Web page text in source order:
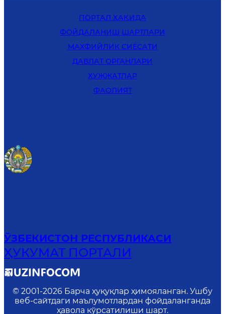
ПОРТАЛ ҲАҚИДА
ФОЙДАЛАНИШ ШАРТЛАРИ
MАХФИЙЛИК СИЁСАТИ
ДАВЛАТ ОРГАНЛАРИ
ҲУЖЖАТЛАР
ФАОЛИЯТ
ЎЗБЕКИСТОН РЕСПУБЛИКАСИ
ҲУКУМАТ ПОРТАЛИ
© 2001-2026 Барча ҳуқуқлар ҳимояланган. Ушбу
веб-сайтдаги маълумотлардан фойдаланганда
ҳавола кўрсатилиши шарт.